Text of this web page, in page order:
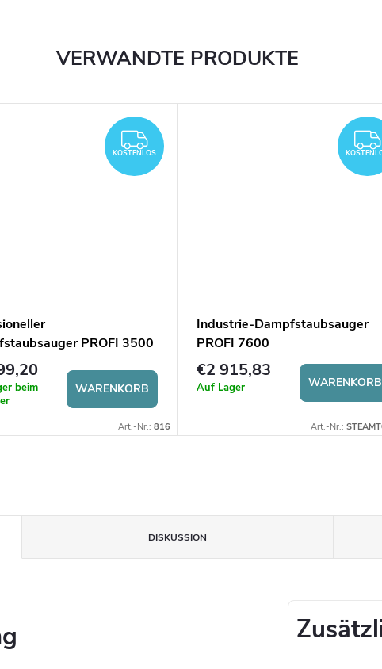
DISKUSSION
VERWANDTE PRODUKTE
KOSTENLOS
KOSTENLOS
PROFI 3500
beim
WARENKORB
Art.-Nr.: 816
Industrie-Dampfstaubsauger
PROFI 7600
€2 915,83
Auf Lager WARENKORB
Art.-Nr.: